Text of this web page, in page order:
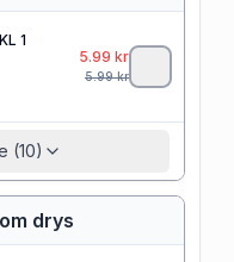
1
5.99 kr
5.99kr
(10)
drys